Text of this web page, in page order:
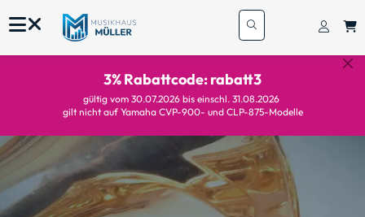
3% Rabattcode: rabatt3
gültig vom 30.07.2026 bis einschl. 31.08.2026
gilt nicht auf Yamaha CVP-900- und CLP-875-Modelle